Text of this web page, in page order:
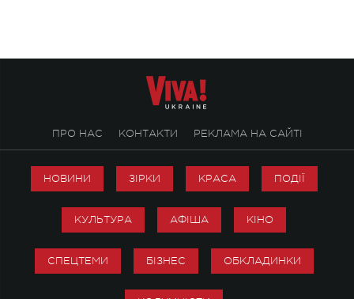
ПРО НАС КОНТАКТИ РЕКЛАМА НА САЙТІ
НОВИНИ ЗІРКИ КРАСА ПОДІЇ
КУЛЬТУРА АФІША КІНО
СПЕЦТЕМИ БІЗНЕС ОБКЛАДИНКИ